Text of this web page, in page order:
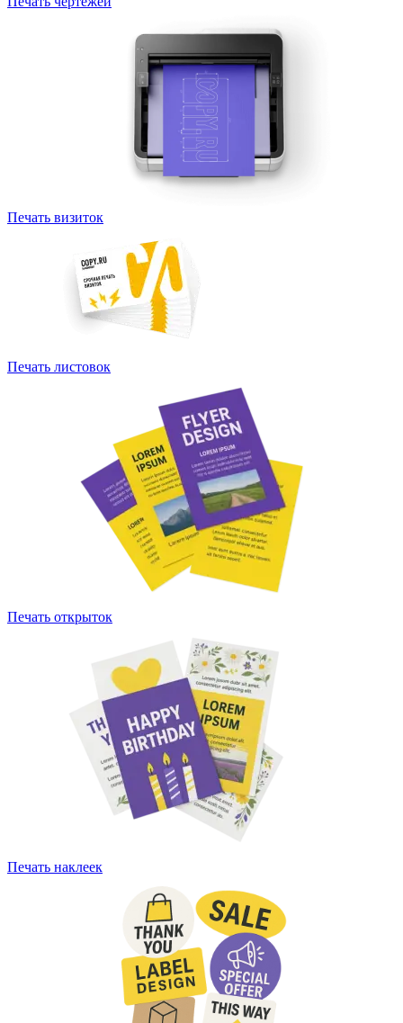
Печать визиток
Печать листовок
Печать открыток
Печать наклеек